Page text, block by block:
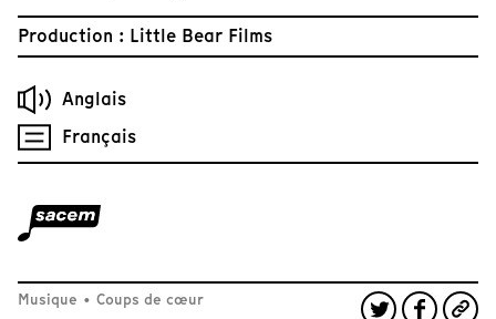
Production : Little Bear Films
Anglais
Français
Musique • Coups de cœur